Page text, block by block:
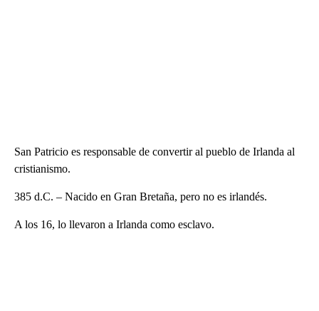
San Patricio es responsable de convertir al pueblo de Irlanda al
cristianismo.
385 d.C. – Nacido en Gran Bretaña, pero no es irlandés.
A los 16, lo llevaron a Irlanda como esclavo.